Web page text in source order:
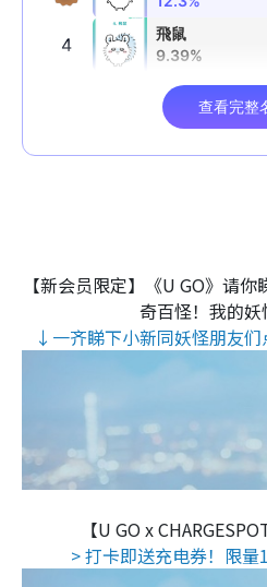
【新会员限定】《U GO》请
奇百怪！我的妖
↓一齐睇下小新同妖怪朋友
【U GO x
> 打卡即送充电券！限